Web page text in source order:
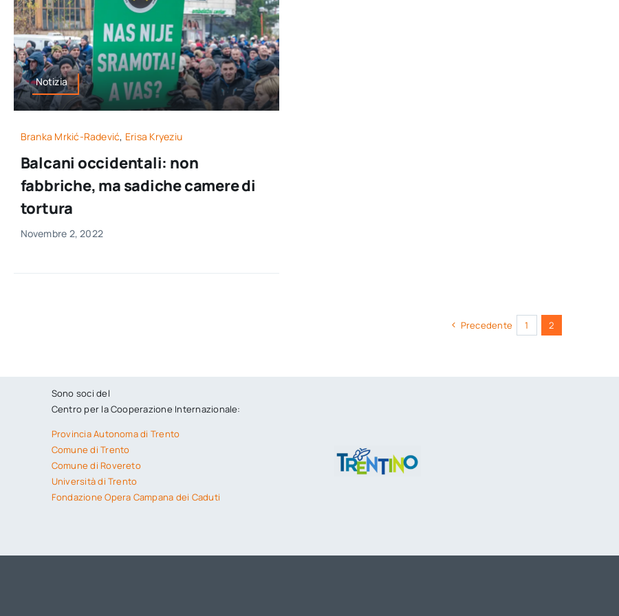
Notizia
Branka Mrkić-Radević, Erisa Kryeziu
Balcani occidentali: non
fabbriche, ma sadiche camere di
tortura
Novembre 2, 2022
Precedente 1 2
Sono soci del
Centro per la Cooperazione Internazionale:
Provincia Autonoma di Trento
Comune di Trento
Comune di Rovereto
Università di Trento
Fondazione Opera Campana dei Caduti